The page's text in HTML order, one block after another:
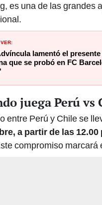
es una de las grandes
lamentó el
que se probó en FC
juega Perú vs
entre Perú y Chile se
a partir de las 12.00
compromiso marcará